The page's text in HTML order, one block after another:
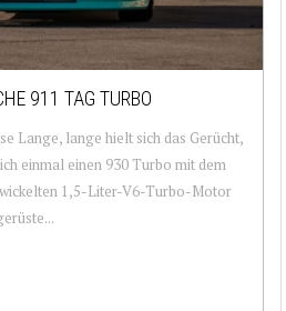
911 TAG TURBO
Lange, lange hielt sich das Gerücht,
einmal einen 930 Turbo mit dem
1,5-Liter-V6-Turbo-Motor